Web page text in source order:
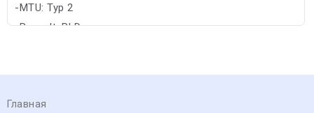
-MTU: Typ 2
-Renault: RLD
Главная